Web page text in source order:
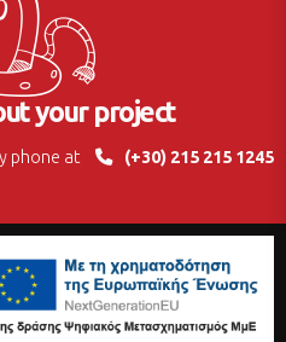
your project
phone at (+30) 215 215 1245